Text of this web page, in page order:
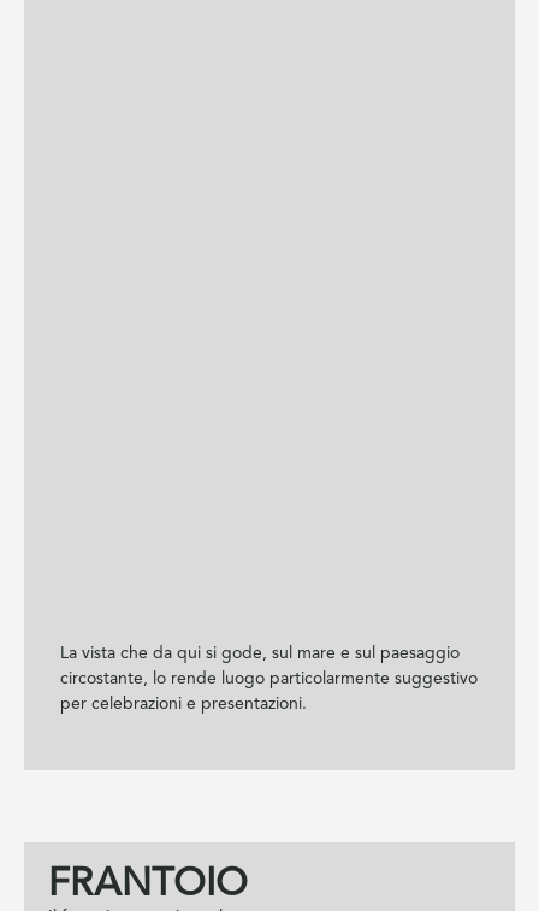
La vista che da qui si gode, sul mare e sul paesaggio
circostante, lo rende luogo particolarmente suggestivo
per celebrazioni e presentazioni.
FRANTOIO